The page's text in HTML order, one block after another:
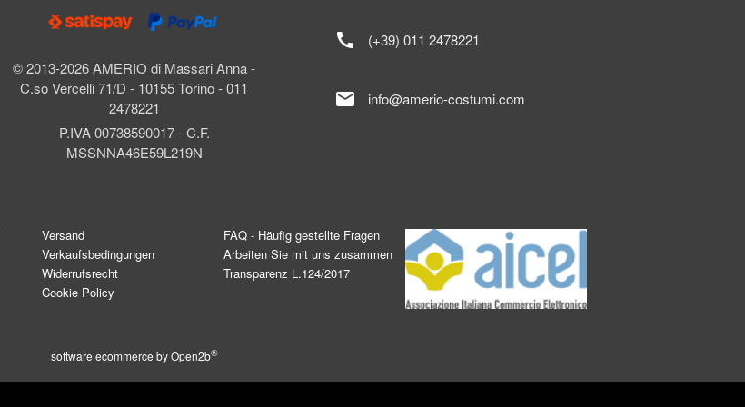
© 2013-2026 AMERIO di Massari Anna -
C.so Vercelli 71/D - 10155 Torino - 011
2478221
P.IVA 00738590017 - C.F.
MSSNNA46E59L219N
call (+39) 011 2478221
mail info@amerio-costumi.com
Versand
Verkaufsbedingungen
Widerrufsrecht
Cookie Policy
FAQ - Häufig gestellte Fragen
Arbeiten Sie mit uns zusammen
Transparenz L.124/2017
software ecommerce byOpen2b®